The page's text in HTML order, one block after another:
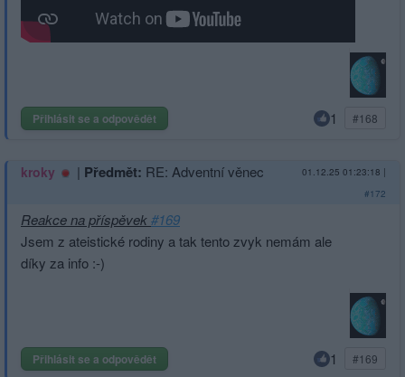
Přihlásit se a odpovědět 1 #168
kroky | Předmět: RE: Adventní věnec 01.12.25 01:23:18 |
#172
Reakce na příspěvek#169
Jsem z ateistické rodiny a tak tento zvyk nemám ale
díky za info :-)
Přihlásit se a odpovědět 1 #169